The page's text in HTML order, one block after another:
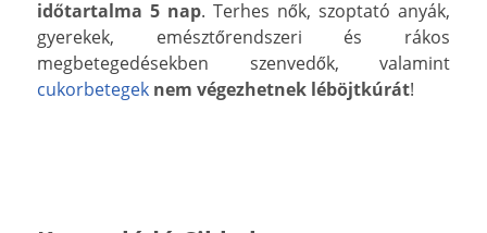
időtartalma 5 nap. Terhes nők, szoptató anyák,
gyerekek, emésztőrendszeri és rákos
megbetegedésekben szenvedők, valamint
cukorbetegek nem végezhetnek léböjtkúrát!